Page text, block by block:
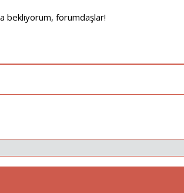
bekliyorum, forumdaşlar!